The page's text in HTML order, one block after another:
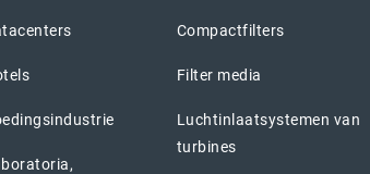
Compactfilters
Filter media
Luchtinlaatsystemen van
turbines